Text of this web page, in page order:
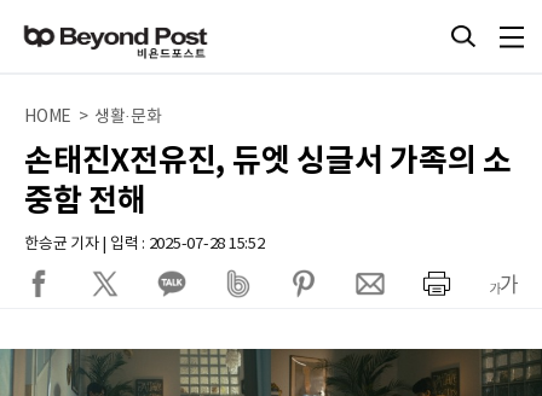
HOME > 생활·문화
손태진X전유진, 듀엣 싱글서 가족의 소
중함 전해
한승균 기자 | 입력 : 2025-07-28 15:52